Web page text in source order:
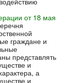
от 18 мая
граждане и
представлять
и
а
и